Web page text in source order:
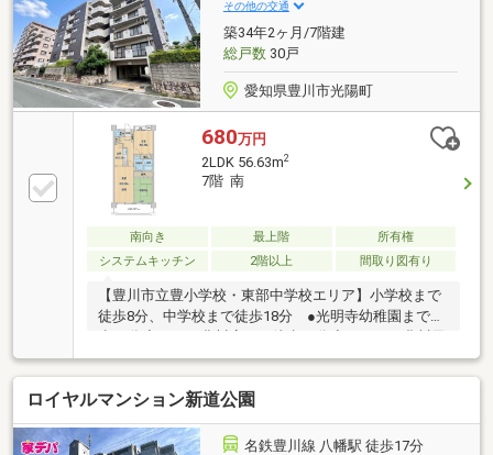
その他の交通
築34年2ヶ月/7階建
総戸数30戸
愛知県豊川市光陽町
680万円
2LDK 56.63m2
7階 南
南向き 最上階
所有権
システムキッチン
2階以上 間取り図有り
【豊川市立豊小学校・東部中学校エリア】小学校まで
徒歩8分、中学校まで徒歩18分 ●光明寺幼稚園まで徒
歩14分◇バロー豊川店まで徒歩13分◇ローソン豊川天
神店まで徒歩5分◇V・drug豊川北店まで徒歩14分→
日々のお買い物にも便利です♪◎内覧いつでも可能で
す♪
ロイヤルマンション新道公園
名鉄豊川線 八幡駅 徒歩17分